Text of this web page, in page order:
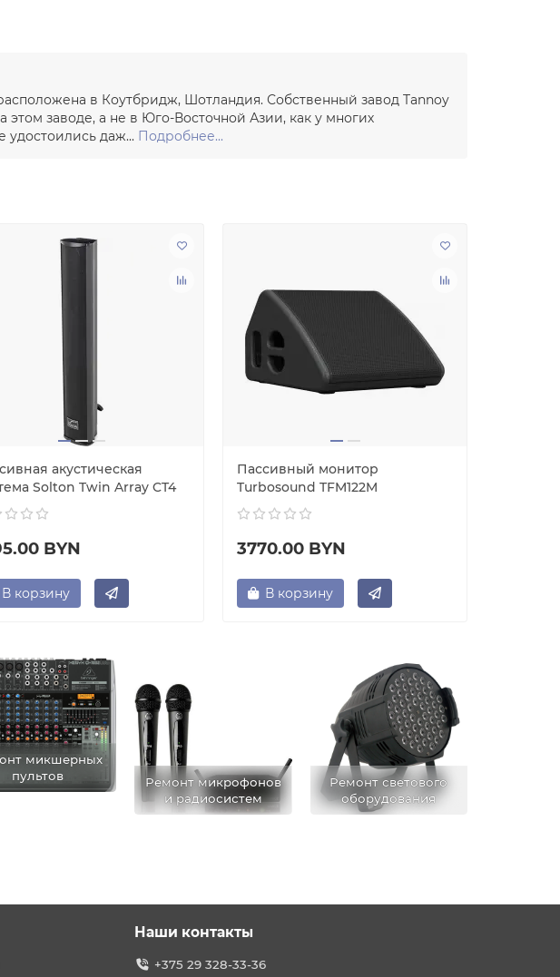
в Коутбридж, Шотландия. Собственный завод Tannoy
заводе, а не в Юго-Восточной Азии, как у многих
удостоились даж... Подробнее...
акустическая
Solton Twin Array CT4
BYN
В корзину
Пассивный монитор
Turbosound TFM122M
3770.00 BYN
В корзину
микшерных
пультов
Ремонт микрофонов
и радиосистем
Ремонт светового
оборудования
Наши контакты
+375 29 328-33-36